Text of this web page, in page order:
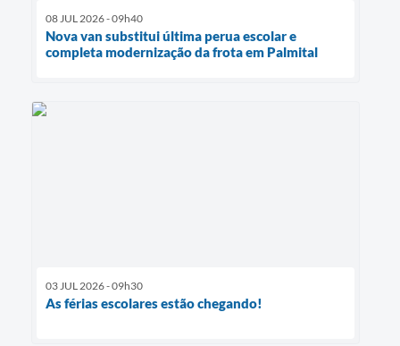
08 JUL 2026 - 09h40
Nova van substitui última perua escolar e
completa modernização da frota em Palmital
03 JUL 2026 - 09h30
As férias escolares estão chegando!